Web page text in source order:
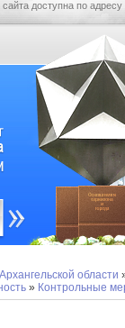
доступна по адресу
области
» Контрольные